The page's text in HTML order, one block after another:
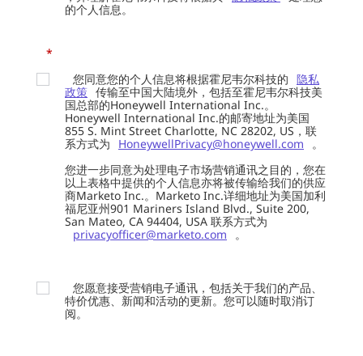
的个人信息。
*
您同意您的个人信息将根据霍尼韦尔科技的 隐私
政策 传输至中国大陆境外，包括至霍尼韦尔科技美
国总部的Honeywell International Inc.。
Honeywell International Inc.的邮寄地址为美国
855 S. Mint Street Charlotte, NC 28202, US，联
系方式为
HoneywellPrivacy@honeywell.com
。
您进一步同意为处理电子市场营销通讯之目的，您在
以上表格中提供的个人信息亦将被传输给我们的供应
商Marketo Inc.。Marketo Inc.详细地址为美国加利
福尼亚州901 Mariners Island Blvd., Suite 200,
San Mateo, CA 94404, USA 联系方式为
privacyofficer@marketo.com
。
您愿意接受营销电子通讯，包括关于我们的产品、
特价优惠、新闻和活动的更新。您可以随时取消订
阅。